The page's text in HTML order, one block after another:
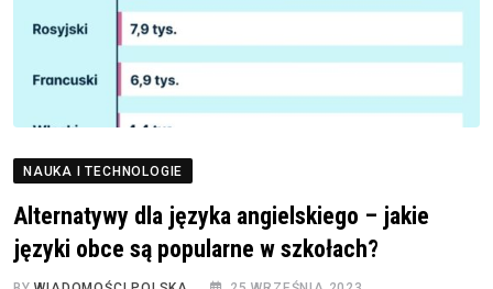
NAUKA I TECHNOLOGIE
Alternatywy dla języka angielskiego – jakie
języki obce są popularne w szkołach?